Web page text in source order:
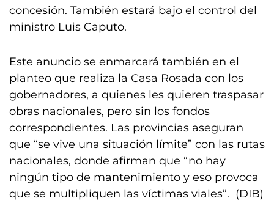
concesión. También estará bajo el control del
ministro Luis Caputo.
Este anuncio se enmarcará también en el
planteo que realiza la Casa Rosada con los
gobernadores, a quienes les quieren traspasar
obras nacionales, pero sin los fondos
correspondientes. Las provincias aseguran
que “se vive una situación límite” con las rutas
nacionales, donde afirman que “no hay
ningún tipo de mantenimiento y eso provoca
que se multipliquen las víctimas viales”. (DIB)